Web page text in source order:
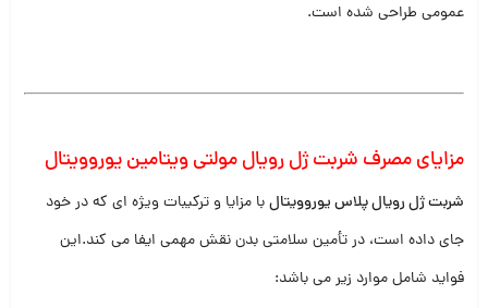
عمومی طراحی شده است.
مزایای مصرف شربت ژل رویال مولتی ویتامین یوروویتال
شربت ژل رویال پلاس یوروویتالبا مزایا و ترکیبات ویژه ای که در خود
جای داده است، در تأمین سلامتی بدن نقش مهمی ایفا می کند.این
فواید شامل موارد زیر می باشد: